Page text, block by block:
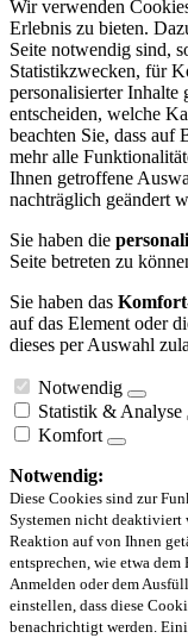
Wir verwenden
Erlebnis zu bieten.
Seite notwendig sind,
Statistikzwecken, für
personalisierter Inhalte
entscheiden, welche
beachten Sie, dass
mehr alle
Ihnen getroffene
nachträglich geändert
Sie haben die
Seite betreten zu
Sie haben das
auf das Element oder
dieses per Auswahl
Notwendig
Statistik & Analyse
Komfort
Notwendig:
Diese Cookies sind zur
Systemen nicht deaktiviert
Reaktion auf von Ihnen
entsprechen, wie etwa
Anmelden oder dem
einstellen, dass diese
benachrichtigt werden.